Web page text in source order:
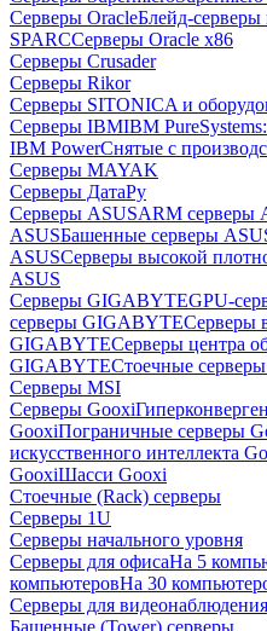
Серверы OracleБлейд-
SPARCСерверы Oracle x86
Серверы Crusader
Серверы Rikor
Серверы SITONICA и
Серверы IBMIBM
IBM PowerСнятые с
Серверы MAYAK
Серверы ДатаРу
Серверы ASUSARM серверы
ASUSБашенные серверы
ASUSСерверы высокой
ASUS
Серверы GIGABYTEGPU-
серверы GIGABYTEСерверы
GIGABYTEСерверы центра
GIGABYTEСтоечные
Серверы MSI
Серверы Gooxi
GooxiПограничные серверы
искусственного интеллекта
GooxiШасси Gooxi
Стоечные (Rack) серверы
Серверы 1U
Серверы начального уровня
Серверы для офисаНа 5
компьютеровНа 30
Серверы для видеонаблюдения
Башенные (Tower) серверы